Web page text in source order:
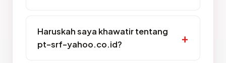
Haruskah saya khawatir tentang
pt-srf-yahoo.co.id?